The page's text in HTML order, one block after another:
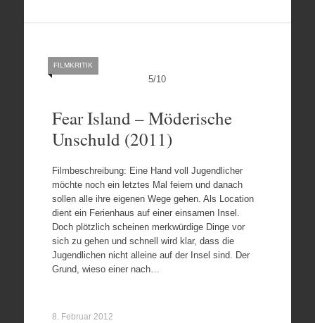
5/10
FILMKRITIK
Fear Island – Möderische
Unschuld (2011)
Filmbeschreibung: Eine Hand voll Jugendlicher
möchte noch ein letztes Mal feiern und danach
sollen alle ihre eigenen Wege gehen. Als Location
dient ein Ferienhaus auf einer einsamen Insel.
Doch plötzlich scheinen merkwürdige Dinge vor
sich zu gehen und schnell wird klar, dass die
Jugendlichen nicht alleine auf der Insel sind. Der
Grund, wieso einer nach…
8. Februar 2012